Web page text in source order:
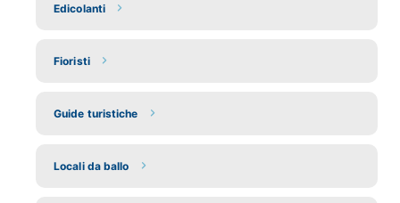
Edicolanti
Fioristi
Guide turistiche
Locali da ballo